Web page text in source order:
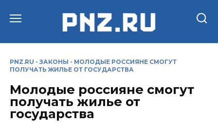
PNZ.RU - ЗАКОНЫ - МОЛОДЫЕ РОССИЯНЕ СМОГУТ
ПОЛУЧАТЬ ЖИЛЬЕ ОТ ГОСУДАРСТВА
Молодые россияне смогут
получать жилье от
государства